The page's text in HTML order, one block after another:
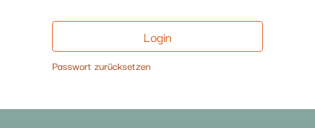
Login
Passwort zurücksetzen